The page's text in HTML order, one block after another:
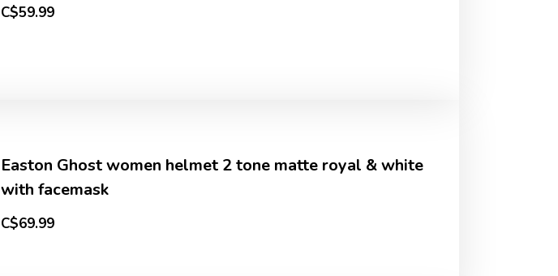
C$59.99
Easton Ghost women helmet 2 tone matte royal & white
with facemask
C$69.99